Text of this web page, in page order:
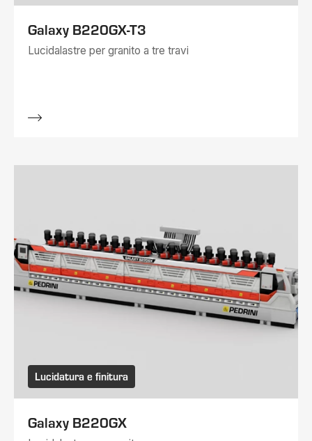
Galaxy B220GX-T3
Lucidalastre per granito a tre travi
Lucidatura e finitura
Galaxy B220GX